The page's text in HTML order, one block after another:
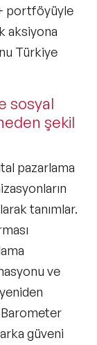
portföyüyle
aksiyona
Türkiye
sosyal
şekil
pazarlama
tanımlar.
ve
Barometer
güveni